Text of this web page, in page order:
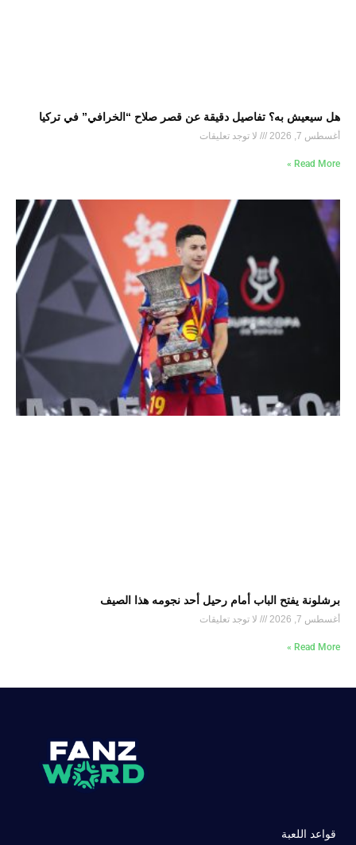
هل سيعيش به؟ تفاصيل دقيقة عن قصر صلاح “الخرافي” في تركيا
أغسطس 7, 2026 لا توجد تعليقات
Read More »
برشلونة يفتح الباب أمام رحيل أحد نجومه هذا الصيف
أغسطس 7, 2026 لا توجد تعليقات
Read More »
قواعد اللعبة